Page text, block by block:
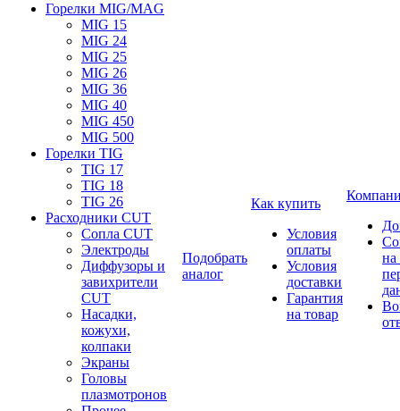
Горелки MIG/MAG
MIG 15
MIG 24
MIG 25
MIG 26
MIG 36
MIG 40
MIG 450
MIG 500
Горелки TIG
TIG 17
TIG 18
TIG 26
Расходники CUT
Сопла CUT
Электроды
Диффузоры и
завихрители
CUT
Насадки,
кожухи,
колпаки
Экраны
Головы
плазмотронов
Подобрать
аналог
Как купить
Условия
оплаты
Условия
доставки
Гарантия
на товар
на